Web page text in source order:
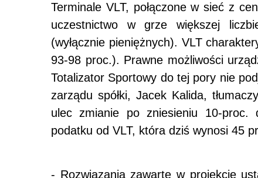
Terminale VLT, połączone w sieć z
uczestnictwo w grze większej
(wyłącznie pieniężnych). VLT
93-98 proc.). Prawne możliwości
Totalizator Sportowy do tej pory nie
zarządu spółki, Jacek Kalida,
ulec zmianie po zniesieniu 10-proc.
podatku od VLT, która dziś wynosi 45
- Rozwiązania zawarte w projekcie